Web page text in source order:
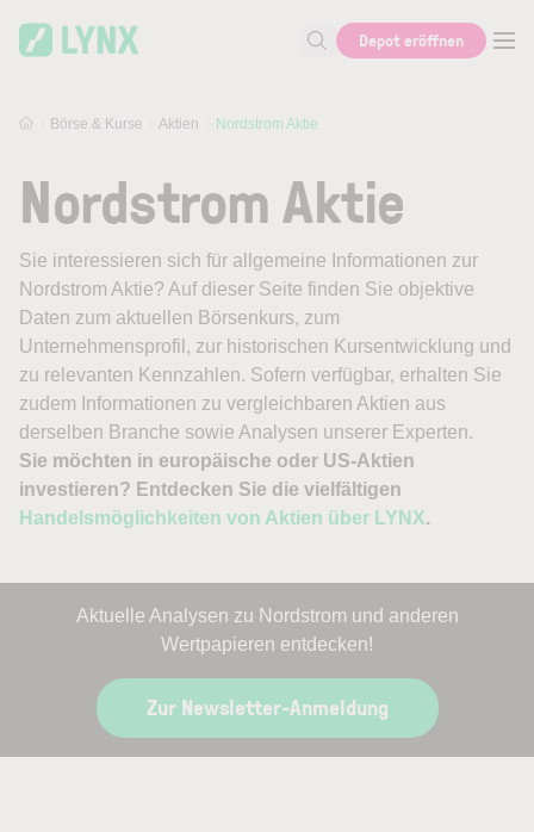
Suche nach Aktie, Autor...
Depot eröffnen
Börse & Kurse Aktien Nordstrom Aktie
Nordstrom Aktie
Sie interessieren sich für allgemeine Informationen zur
Nordstrom Aktie? Auf dieser Seite finden Sie objektive
Daten zum aktuellen Börsenkurs, zum
Unternehmensprofil, zur historischen Kursentwicklung und
zu relevanten Kennzahlen. Sofern verfügbar, erhalten Sie
zudem Informationen zu vergleichbaren Aktien aus
derselben Branche sowie Analysen unserer Experten.
Sie möchten in europäische oder US-Aktien
investieren? Entdecken Sie die vielfältigen
Handelsmöglichkeiten von Aktien über LYNX.
Aktuelle Analysen zu Nordstrom und anderen
Wertpapieren entdecken!
Zur Newsletter-Anmeldung